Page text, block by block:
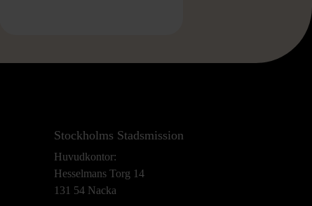
Stockholms Stadsmission
Huvudkontor:
Hesselmans Torg 14
131 54 Nacka